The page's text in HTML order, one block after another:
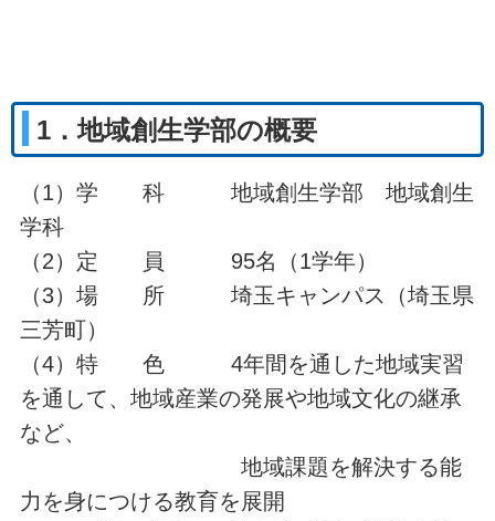
1．地域創生学部の概要
（1）学 科 地域創生学部 地域創生
学科
（2）定 員 95名（1学年）
（3）場 所 埼玉キャンパス（埼玉県
三芳町）
（4）特 色 4年間を通した地域実習
を通して、地域産業の発展や地域文化の継承
など、
地域課題を解決する能
力を身につける教育を展開